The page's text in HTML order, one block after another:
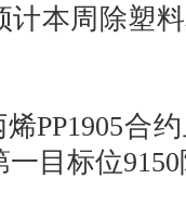
本周除塑
合约
目标位